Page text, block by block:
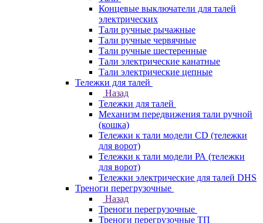
Концевые выключатели для талей
электрических
Тали ручные рычажные
Тали ручные червячные
Тали ручные шестеренные
Тали электрические канатные
Тали электрические цепные
Тележки для талей
Назад
Тележки для талей
Механизм передвижения тали ручной
(кошка)
Тележки к тали модели CD (тележки
для ворот)
Тележки к тали модели РА (тележки
для ворот)
Тележки электрические для талей DHS
Треноги перегрузочные
Назад
Треноги перегрузочные
Треноги перегрузочные ТП